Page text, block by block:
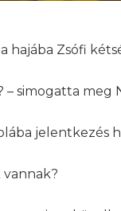
hajába Zsófi
– simogatta meg
jelentkezés
vannak?